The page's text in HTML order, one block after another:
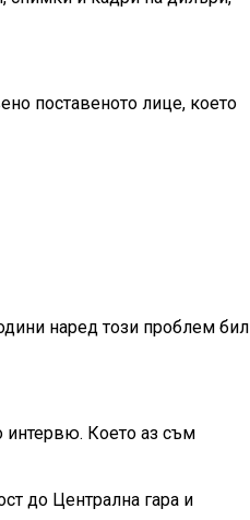
поставеното лице, което
наред този проблем бил
интервю. Което аз съм
до Централна гара и